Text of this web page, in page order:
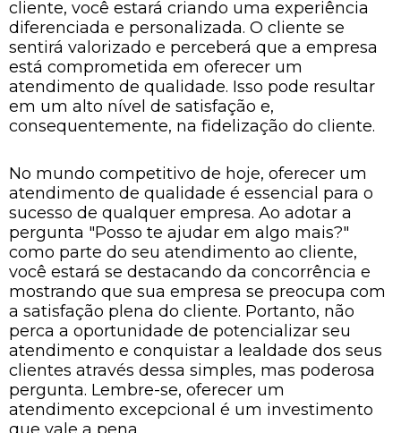
cliente, você estará criando uma experiência
diferenciada e personalizada. O cliente se
sentirá valorizado e perceberá que a empresa
está comprometida em oferecer um
atendimento de qualidade. Isso pode resultar
em um alto nível de satisfação e,
consequentemente, na fidelização do cliente.
No mundo competitivo de hoje, oferecer um
atendimento de qualidade é essencial para o
sucesso de qualquer empresa. Ao adotar a
pergunta "Posso te ajudar em algo mais?"
como parte do seu atendimento ao cliente,
você estará se destacando da concorrência e
mostrando que sua empresa se preocupa com
a satisfação plena do cliente. Portanto, não
perca a oportunidade de potencializar seu
atendimento e conquistar a lealdade dos seus
clientes através dessa simples, mas poderosa
pergunta. Lembre-se, oferecer um
atendimento excepcional é um investimento